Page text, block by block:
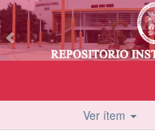
Ver ítem